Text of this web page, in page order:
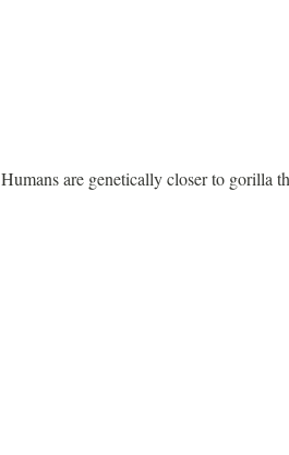
Humans are genetically closer to gorilla